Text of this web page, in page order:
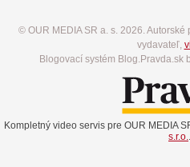
© OUR MEDIA SR a. s. 2026.
vydavateľ,
Blogovací systém Blog.Pravda.sk
Kompletný video servis pre OUR MEDIA
s.r.o..